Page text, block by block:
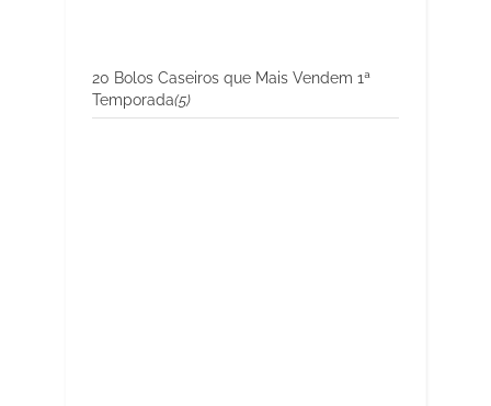
20 Bolos Caseiros que Mais Vendem 1ª
Temporada(5)